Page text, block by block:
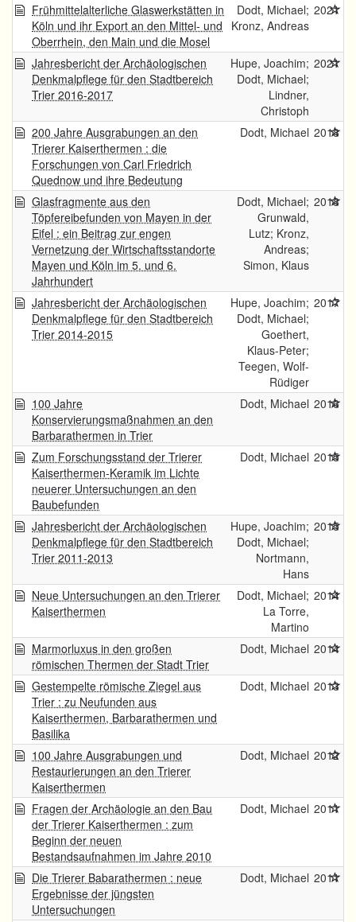
Frühmittelalterliche Glaswerkstätten in
Köln und ihr Export an den Mittel- und
Oberrhein, den Main und die Mosel
Dodt, Michael;
Kronz, Andreas
2021
Jahresbericht der Archäologischen
Denkmalpflege für den Stadtbereich
Trier 2016-2017
Hupe, Joachim;
Dodt, Michael;
Lindner,
Christoph
2021
200 Jahre Ausgrabungen an den
Trierer Kaiserthermen : die
Forschungen von Carl Friedrich
Quednow und ihre Bedeutung
Dodt, Michael 2018
Glasfragmente aus den
Töpfereibefunden von Mayen in der
Eifel : ein Beitrag zur engen
Vernetzung der Wirtschaftsstandorte
Mayen und Köln im 5. und 6.
Jahrhundert
Dodt, Michael;
Grunwald,
Lutz; Kronz,
Andreas;
Simon, Klaus
2018
Jahresbericht der Archäologischen
Denkmalpflege für den Stadtbereich
Trier 2014-2015
Hupe, Joachim;
Dodt, Michael;
Goethert,
Klaus-Peter;
Teegen, Wolf-
Rüdiger
2017
100 Jahre
Konservierungsmaßnahmen an den
Barbarathermen in Trier
Dodt, Michael 2016
Zum Forschungsstand der Trierer
Kaiserthermen-Keramik im Lichte
neuerer Untersuchungen an den
Baubefunden
Dodt, Michael 2015
Jahresbericht der Archäologischen
Denkmalpflege für den Stadtbereich
Trier 2011-2013
Hupe, Joachim;
Dodt, Michael;
Nortmann,
Hans
2015
Neue Untersuchungen an den Trierer
Kaiserthermen
Dodt, Michael;
La Torre,
Martino
2014
Marmorluxus in den großen
römischen Thermen der Stadt Trier
Dodt, Michael 2014
Gestempelte römische Ziegel aus
Trier : zu Neufunden aus
Kaiserthermen, Barbarathermen und
Basilika
Dodt, Michael 2013
100 Jahre Ausgrabungen und
Restaurierungen an den Trierer
Kaiserthermen
Dodt, Michael 2012
Fragen der Archäologie an den Bau
der Trierer Kaiserthermen : zum
Beginn der neuen
Bestandsaufnahmen im Jahre 2010
Dodt, Michael 2011
Die Trierer Babarathermen : neue
Ergebnisse der jüngsten
Untersuchungen
Dodt, Michael 2011